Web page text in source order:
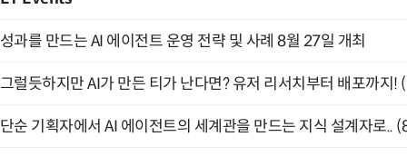
성과를 만드는 AI 에이전트 운영 전략 및 사례 8월 27일 개최
그럴듯하지만 AI가 만든 티가 난다면? 유저 리서치부터 배포까지!
단순 기획자에서 AI 에이전트의 세계관을 만드는 지식 설계자로..